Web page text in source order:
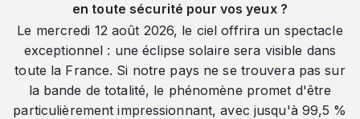
en toute sécurité pour vos yeux ?
Le mercredi 12 août 2026, le ciel offrira un spectacle
exceptionnel : une éclipse solaire sera visible dans
toute la France. Si notre pays ne se trouvera pas sur
la bande de totalité, le phénomène promet d'être
particulièrement impressionnant, avec jusqu'à 99,5 %